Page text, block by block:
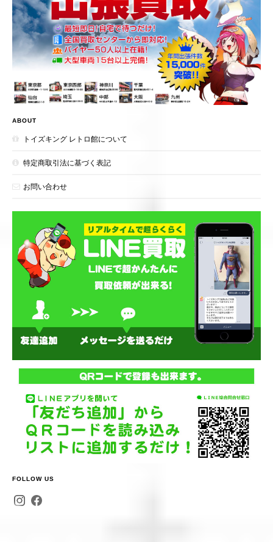
ABOUT
トイズキング レトロ館について
特定商取引法に基づく表記
お問い合わせ
FOLLOW US